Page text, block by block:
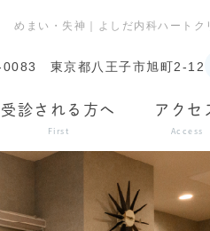
めまい・失神｜よしだ内科ハート
東京都八王子市旭町2-12
受診される方へ
First
アクセ
Access